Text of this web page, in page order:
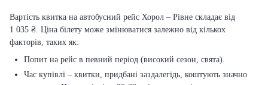
Вартість квитка на автобусний рейс Хорол – Рівне складає від
1 035 ₴. Ціна білету може змінюватися залежно від кількох
факторів, таких як:
Попит на рейс в певний період (високий сезон, свята).
Час купівлі – квитки, придбані заздалегідь, коштують значно